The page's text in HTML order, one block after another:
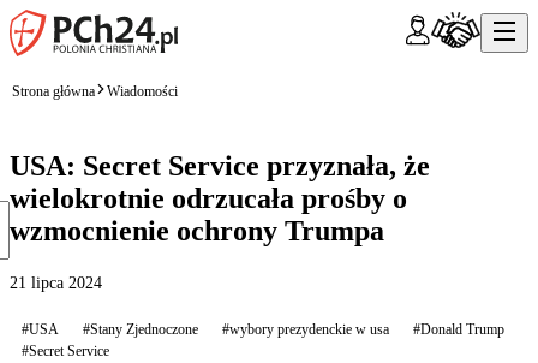
Strona główna Wiadomości
USA: Secret Service przyznała, że
wielokrotnie odrzucała prośby o
wzmocnienie ochrony Trumpa
21 lipca 2024
#USA #Stany Zjednoczone #wybory prezydenckie w usa
#Donald Trump
#Secret Service